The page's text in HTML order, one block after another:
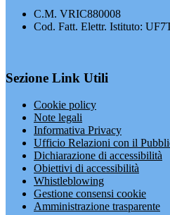
C.M. VRIC880008
Cod. Fatt. Elettr. Istituto:
Sezione Link Utili
Cookie policy
Note legali
Informativa Privacy
Ufficio Relazioni con il
Dichiarazione di accessibilità
Obiettivi di accessibilità
Whistleblowing
Gestione consensi cookie
Amministrazione trasparente